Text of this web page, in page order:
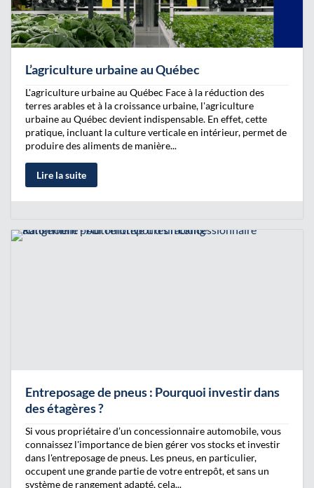
L’agriculture urbaine au Québec
L'agriculture urbaine au Québec Face à la réduction des
terres arables et à la croissance urbaine, l'agriculture
urbaine au Québec devient indispensable. En effet, cette
pratique, incluant la culture verticale en intérieur, permet de
produire des aliments de manière...
Lire la suite
Entreposage de pneus : Pourquoi investir dans
des étagères ?
Si vous propriétaire d’un concessionnaire automobile, vous
connaissez l'importance de bien gérer vos stocks et investir
dans l'entreposage de pneus. Les pneus, en particulier,
occupent une grande partie de votre entrepôt, et sans un
système de rangement adapté, cela...